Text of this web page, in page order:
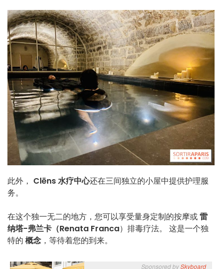
此外， Clēns 水疗中心还在三间独立的小屋中提供护理服
务。
在这个独一无二的地方，您可以享受量身定制的按摩或雷
纳塔-弗兰卡（Renata Franca）排毒疗法。 这是一个独
特的 概念 ，等待着您的到来。